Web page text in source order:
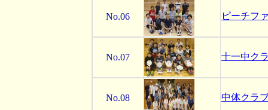
No.06 ピーチフ
No.07 十一中ク
No.08 中体クラ